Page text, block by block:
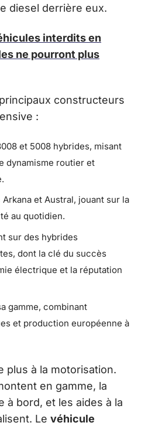
diesel derrière eux.
interdits en
ne pourront plus
constructeurs
:
et 5008 hybrides, misant
dynamisme routier et
et Austral, jouant sur la
au quotidien.
sur des hybrides
dont la clé du succès
électrique et la réputation
gamme, combinant
et production européenne à
plus à la motorisation.
en gamme, la
à bord, et les aides à la
Le véhicule